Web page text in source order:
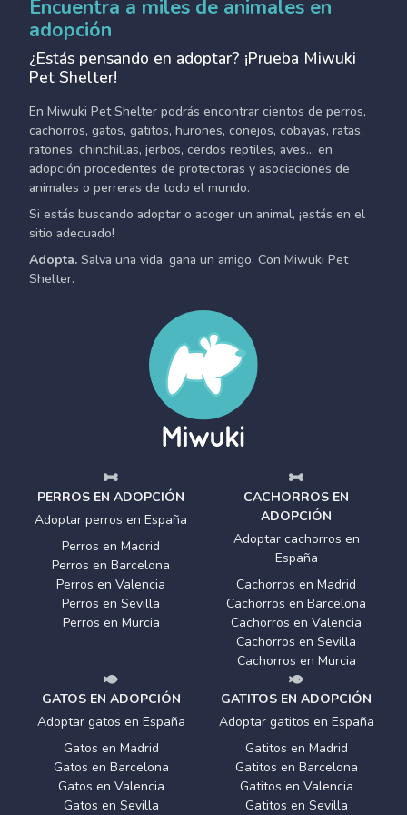
Encuentra a miles de animales en
adopción
¿Estás pensando en adoptar? ¡Prueba Miwuki
Pet Shelter!
En Miwuki Pet Shelter podrás encontrar cientos de perros,
cachorros, gatos, gatitos, hurones, conejos, cobayas, ratas,
ratones, chinchillas, jerbos, cerdos reptiles, aves... en
adopción procedentes de protectoras y asociaciones de
animales o perreras de todo el mundo.
Si estás buscando adoptar o acoger un animal, ¡estás en el
sitio adecuado!
Adopta. Salva una vida, gana un amigo. Con Miwuki Pet
Shelter.
PERROS EN ADOPCIÓN
Adoptar perros en España
Perros en Madrid
Perros en Barcelona
Perros en Valencia
Perros en Sevilla
Perros en Murcia
CACHORROS EN
ADOPCIÓN
Adoptar cachorros en
España
Cachorros en Madrid
Cachorros en Barcelona
Cachorros en Valencia
Cachorros en Sevilla
Cachorros en Murcia
GATOS EN ADOPCIÓN
Adoptar gatos en España
Gatos en Madrid
Gatos en Barcelona
Gatos en Valencia
Gatos en Sevilla
GATITOS EN ADOPCIÓN
Adoptar gatitos en España
Gatitos en Madrid
Gatitos en Barcelona
Gatitos en Valencia
Gatitos en Sevilla